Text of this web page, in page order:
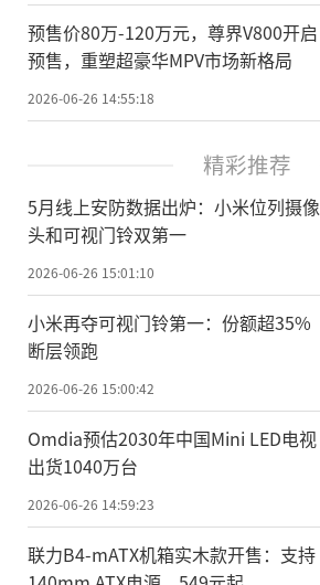
预售价80万-120万元，尊界V800开启
预售，重塑超豪华MPV市场新格局
2026-06-26 14:55:18
精彩推荐
5月线上安防数据出炉：小米位列摄像
头和可视门铃双第一
2026-06-26 15:01:10
小米再夺可视门铃第一：份额超35%
断层领跑
2026-06-26 15:00:42
Omdia预估2030年中国Mini LED电视
出货1040万台
2026-06-26 14:59:23
联力B4-mATX机箱实木款开售：支持